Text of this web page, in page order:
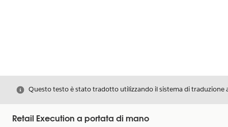
Chiudi
Questo testo è stato tradotto utilizzando il sistema di
Retail Execution a portata di mano